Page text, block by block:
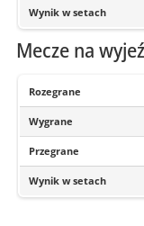
Wynik w setach
Mecze na
Rozegrane
Wygrane
Przegrane
Wynik w setach